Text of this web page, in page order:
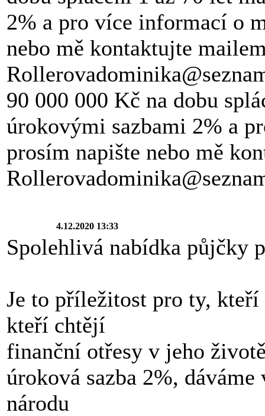
2% a pro více informací o
nebo mě kontaktujte
90 000 000 Kč na dobu
úrokovými sazbami 2% a
prosím napište nebo mě
4.12.2020 13:33
Spolehlivá nabídka půjčky
Je to příležitost pro ty,
kteří chtějí
finanční otřesy v jeho
úroková sazba 2%,
národu